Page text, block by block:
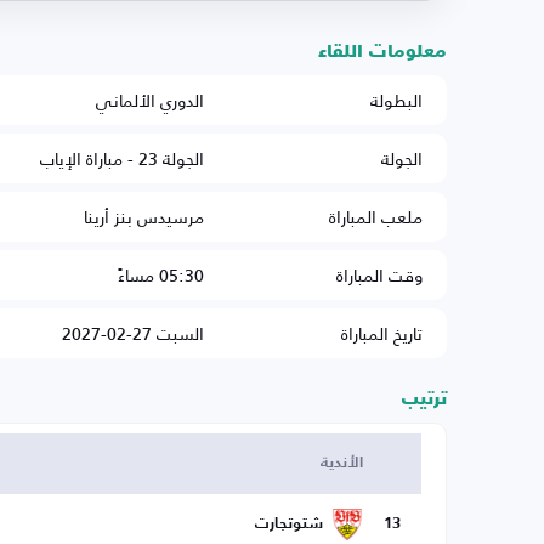
معلومات اللقاء
البطولة
الدوري الألماني
الجولة
الجولة 23 - مباراة الإياب
ملعب المباراة
مرسيدس بنز أرينا
وقت المباراة
05:30 مساءً
تاريخ المباراة
السبت 27-02-2027
ترتيب
الأندية
13 شتوتجارت